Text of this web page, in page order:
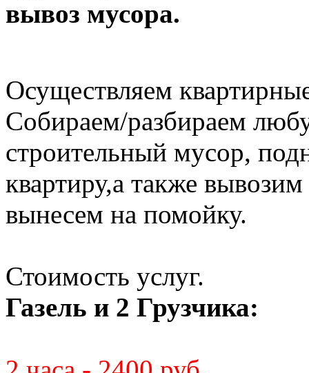
вывоз мусора.
Осуществляем
Собираем/разбираем
строительный мусор,
квартиру,а также
вынесем на помойку.
Стоимость услуг.
Газель и 2 Грузчика: